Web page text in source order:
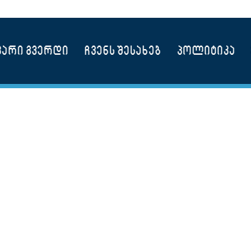
გვერდი ჩვენს შესახებ პოლიტიკა